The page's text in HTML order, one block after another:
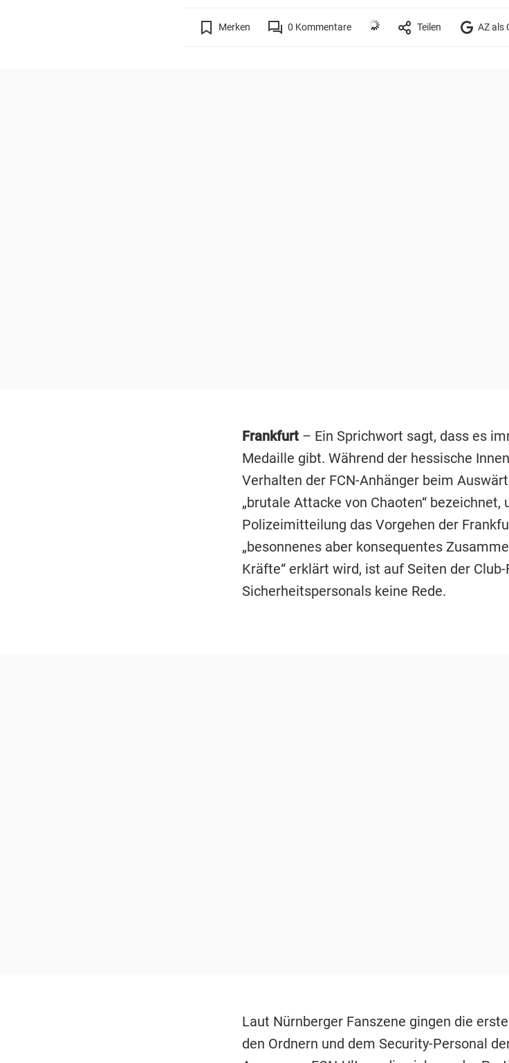
Merken 0 Kommentare Teilen AZ als
Frankfurt– Ein Sprichwort sagt, dass es
Medaille gibt. Während der hessische
Verhalten der FCN-Anhänger beim
„brutale Attacke von Chaoten“
Polizeimitteilung das Vorgehen der
„besonnenes aber konsequentes
Kräfte“ erklärt wird, ist auf Seiten der
Sicherheitspersonals keine Rede.
Laut Nürnberger Fanszene gingen die
den Ordnern und dem Security-Personal